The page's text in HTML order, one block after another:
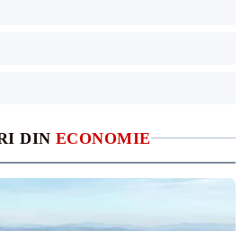
DIN ECONOMIE